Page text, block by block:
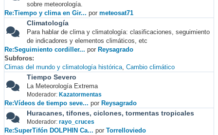
sobre meteorología.
Re:Tiempo y clima en Gir... por meteosat71
Climatología
Para hablar de clima y climatología: clasificaciones, seguimiento
de indicadores y elementos climáticos, etc
Re:Seguimiento cordiller... por Reysagrado
Subforos
Climas del mundo y climatología histórica Cambio climático
Tiempo Severo
La Meteorología Extrema
Moderador: Kazatormentas
Re:Vídeos de tiempo seve... por Reysagrado
Huracanes, tifones, ciclones, tormentas tropicales
Moderador: rayo_cruces
Re:SuperTifón DOLPHIN Ca... por Torrelloviedo